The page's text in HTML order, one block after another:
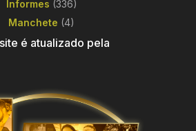
Informes (336)
Manchete (4)
é atualizado pela